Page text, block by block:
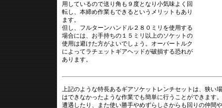
用しているので送り角も９度となり小気味よく回
転し、本締め作業もできるというメリットもあり
ます。
但し、フルターンハンドル２８０ミリを使用する
場合には、お手持ちの１５ミリ以上のソケットの
使用は避けた方がよいでしょう。オーバートルク
によってラチェットギアヘッドが破損する恐れが
あります。
上記のような特長あるギアソケットレンチセットは、狭い
はできなかったような作業でも簡単に行うことができます
遭遇したり、また使い勝手やめずらしさからも回りの仲間